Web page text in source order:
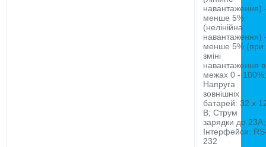
навантаження)
менше 5%
(нелінійна
навантаження)
менше 5% (при
зміні
навантаження в
межах 0 - 100%;
Напруга
зовнішніх
батарей: 32 х
В; Струм
зарядки до 23А;
Інтерфейси:
232